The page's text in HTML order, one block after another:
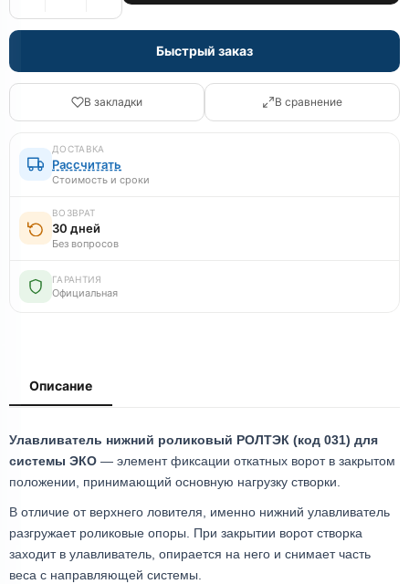
Быстрый заказ
В закладки В сравнение
ДОСТАВКА
Рассчитать
Стоимость и сроки
ВОЗВРАТ
30 дней
Без вопросов
ГАРАНТИЯ
Официальная
Описание
Улавливатель нижний роликовый РОЛТЭК (код 031) для
системы ЭКО — элемент фиксации откатных ворот в закрытом
положении, принимающий основную нагрузку створки.
В отличие от верхнего ловителя, именно нижний улавливатель
разгружает роликовые опоры. При закрытии ворот створка
заходит в улавливатель, опирается на него и снимает часть
веса с направляющей системы.